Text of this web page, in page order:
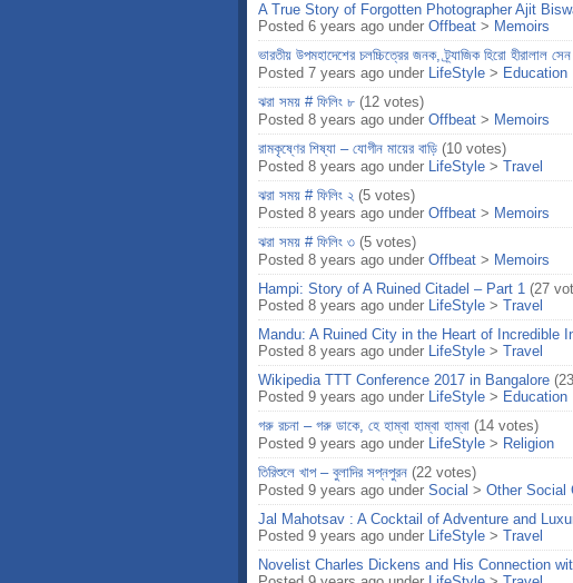
A True Story of Forgotten Photographer Ajit
Posted 6 years ago under Offbeat > Memoirs
ভারতীয় উপমহাদেশের চলচ্চিত্রের জনক, ট্র্যাজিক হিরো হীরালাল সেন
Posted 7 years ago under LifeStyle > Education
ঝরা সময় # ফিলিং ৮ (12 votes)
Posted 8 years ago under Offbeat > Memoirs
রামকৃষ্ণের শিষ্যা – যোগীন মায়ের বাড়ি (10 votes)
Posted 8 years ago under LifeStyle > Travel
ঝরা সময় # ফিলিং ২ (5 votes)
Posted 8 years ago under Offbeat > Memoirs
ঝরা সময় # ফিলিং ৩ (5 votes)
Posted 8 years ago under Offbeat > Memoirs
Hampi: Story of A Ruined Citadel – Part 1 (27
Posted 8 years ago under LifeStyle > Travel
Mandu: A Ruined City in the Heart of Incredible
Posted 8 years ago under LifeStyle > Travel
Wikipedia TTT Conference 2017 in Bangalore
Posted 9 years ago under LifeStyle > Education
গরু রচনা – গরু ডাকে, হে হাম্বা হাম্বা হাম্বা (14 votes)
Posted 9 years ago under LifeStyle > Religion
তিরিশুলে খাপ – বুলাদির সপ্নপুরন (22 votes)
Posted 9 years ago under Social > Other Social
Jal Mahotsav : A Cocktail of Adventure and
Posted 9 years ago under LifeStyle > Travel
Novelist Charles Dickens and His Connection